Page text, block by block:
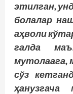
этилган,
болалар
аҳволи
галда
мутолаага,
сўз